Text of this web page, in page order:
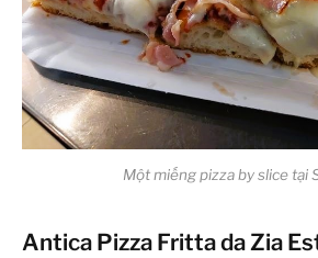
Một miếng pizza by slice tại
Antica Pizza Fritta da Zia